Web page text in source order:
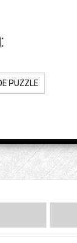
PUZZLE